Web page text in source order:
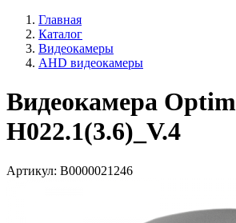
Главная
Каталог
Видеокамеры
AHD видеокамеры
Видеокамера
H022.1(3.6)_V.4
Артикул: В0000021246